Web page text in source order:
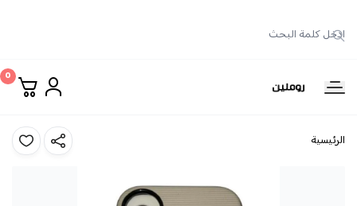
روملين
0
الرئيسية